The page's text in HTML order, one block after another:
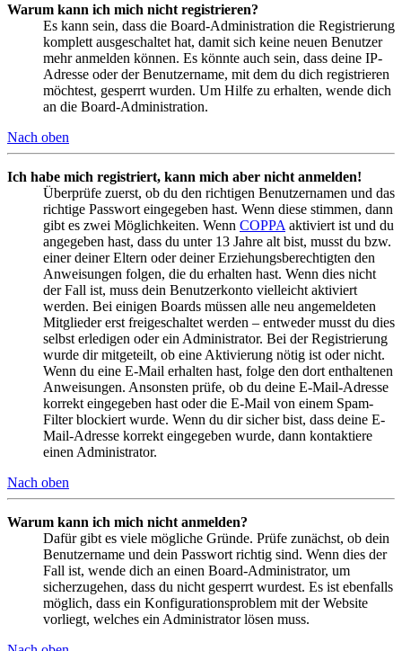
Warum kann ich mich nicht registrieren?
Es kann sein, dass die Board-Administration die Registrierung
komplett ausgeschaltet hat, damit sich keine neuen Benutzer
mehr anmelden können. Es könnte auch sein, dass deine IP-
Adresse oder der Benutzername, mit dem du dich registrieren
möchtest, gesperrt wurden. Um Hilfe zu erhalten, wende dich
an die Board-Administration.
Nach oben
Ich habe mich registriert, kann mich aber nicht anmelden!
Überprüfe zuerst, ob du den richtigen Benutzernamen und das
richtige Passwort eingegeben hast. Wenn diese stimmen, dann
gibt es zwei Möglichkeiten. Wenn COPPA aktiviert ist und du
angegeben hast, dass du unter 13 Jahre alt bist, musst du bzw.
einer deiner Eltern oder deiner Erziehungsberechtigten den
Anweisungen folgen, die du erhalten hast. Wenn dies nicht
der Fall ist, muss dein Benutzerkonto vielleicht aktiviert
werden. Bei einigen Boards müssen alle neu angemeldeten
Mitglieder erst freigeschaltet werden – entweder musst du dies
selbst erledigen oder ein Administrator. Bei der Registrierung
wurde dir mitgeteilt, ob eine Aktivierung nötig ist oder nicht.
Wenn du eine E-Mail erhalten hast, folge den dort enthaltenen
Anweisungen. Ansonsten prüfe, ob du deine E-Mail-Adresse
korrekt eingegeben hast oder die E-Mail von einem Spam-
Filter blockiert wurde. Wenn du dir sicher bist, dass deine E-
Mail-Adresse korrekt eingegeben wurde, dann kontaktiere
einen Administrator.
Nach oben
Warum kann ich mich nicht anmelden?
Dafür gibt es viele mögliche Gründe. Prüfe zunächst, ob dein
Benutzername und dein Passwort richtig sind. Wenn dies der
Fall ist, wende dich an einen Board-Administrator, um
sicherzugehen, dass du nicht gesperrt wurdest. Es ist ebenfalls
möglich, dass ein Konfigurationsproblem mit der Website
vorliegt, welches ein Administrator lösen muss.